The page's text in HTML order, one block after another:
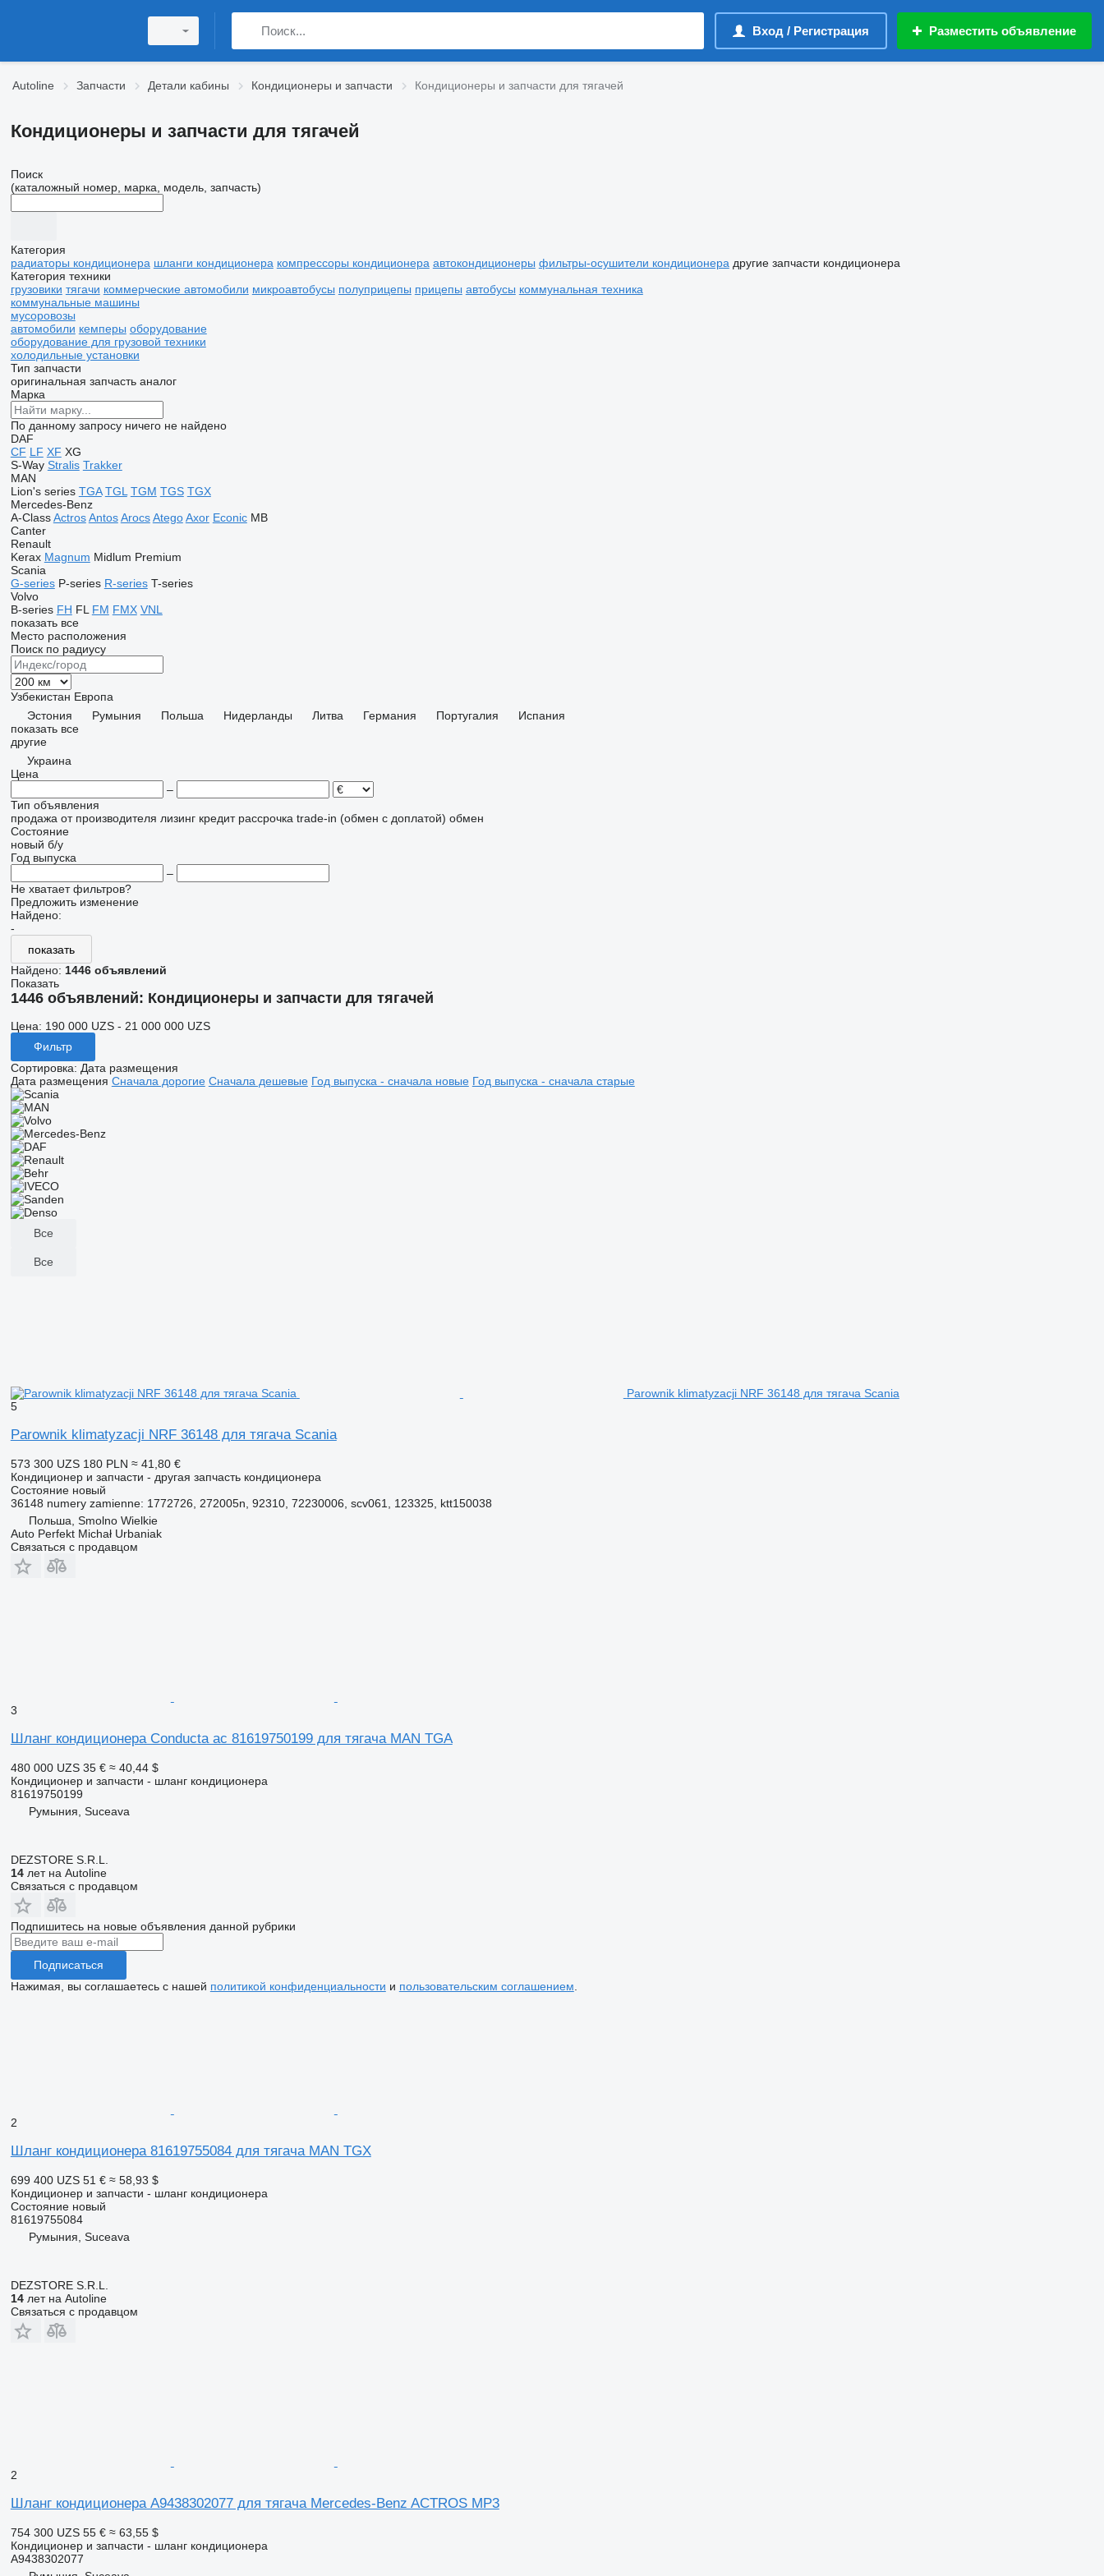
Вход / Регистрация Разместить объявление
Autoline Запчасти Детали кабины Кондиционеры и запчасти Кондиционеры и запчасти для тягачей
Кондиционеры и запчасти для тягачей
Поиск
(каталожный номер, марка, модель, запчасть)
Категория
радиаторы кондиционера шланги кондиционера компрессоры кондиционера автокондиционеры фильтры-осушители кондиционера другие запчасти кондиционера
Категория техники
грузовики тягачи коммерческие автомобили микроавтобусы полуприцепы прицепы автобусы коммунальная техника
коммунальные машины
мусоровозы
автомобили кемперы оборудование
оборудование для грузовой техники
холодильные установки
Тип запчасти
оригинальная запчасть аналог
Марка
По данному запросу ничего не найдено
DAF
CF LF XF XG
S-Way Stralis Trakker
MAN
Lion's series TGA TGL TGM TGS TGX
Mercedes-Benz
A-Class Actros Antos Arocs Atego Axor Econic MB
Canter
Renault
Kerax Magnum Midlum Premium
Scania
G-series P-series R-series T-series
Volvo
B-series FH FL FM FMX VNL
показать все
Место расположения
Поиск по радиусу
Узбекистан Европа
Эстония
Румыния Польша Нидерланды Литва Германия Португалия
Испания
показать все
другие
Украина
Цена
–
Тип объявления
продажа от производителя лизинг кредит рассрочка trade-in (обмен с доплатой) обмен
Состояние
новый б/у
Год выпуска
–
Не хватает фильтров?
Предложить изменение
Найдено:
-
показать
Найдено: 1446 объявлений
Показать
1446 объявлений: Кондиционеры и запчасти для тягачей
Цена: 190 000 UZS - 21 000 000 UZS
Фильтр
Сортировка: Дата размещения
Дата размещения Сначала дорогие Сначала дешевые Год выпуска - сначала новые Год выпуска - сначала старые
Все
Все
Parownik klimatyzacji NRF 36148 для тягача Scania
5
Parownik klimatyzacji NRF 36148 для тягача Scania
573 300 UZS 180 PLN ≈ 41,80 €
Кондиционер и запчасти - другая запчасть кондиционера
Состояниеновый
36148 numery zamienne: 1772726, 272005n, 92310, 72230006, scv061, 123325, ktt150038
Польша, Smolno Wielkie
Auto Perfekt Michał Urbaniak
Связаться с продавцом
3
Шланг кондиционера Conducta ac 81619750199 для тягача MAN TGA
480 000 UZS 35 € ≈ 40,44 $
Кондиционер и запчасти - шланг кондиционера
81619750199
Румыния, Suceava
DEZSTORE S.R.L.
14лет на Autoline
Связаться с продавцом
Подпишитесь на новые объявления данной рубрики
Подписаться
Нажимая, вы соглашаетесь с нашей политикой конфиденциальности и пользовательским соглашением
2
Шланг кондиционера 81619755084 для тягача MAN TGX
699 400 UZS 51 € ≈ 58,93 $
Кондиционер и запчасти - шланг кондиционера
Состояниеновый
81619755084
Румыния, Suceava
DEZSTORE S.R.L.
14лет на Autoline
Связаться с продавцом
2
Шланг кондиционера A9438302077 для тягача Mercedes-Benz ACTROS MP3
754 300 UZS 55 € ≈ 63,55 $
Кондиционер и запчасти - шланг кондиционера
A9438302077